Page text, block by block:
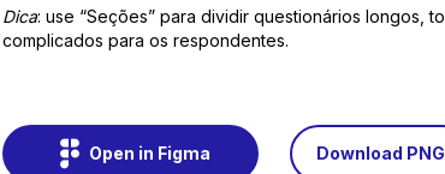
Dica: use “Seções” para dividir questionários longos,
complicados para os respondentes.
Open in Figma Download PNG